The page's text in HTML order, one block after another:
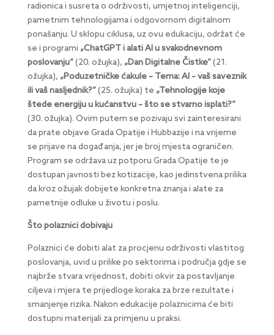
radionica i susreta o održivosti, umjetnoj inteligenciji,
pametnim tehnologijama i odgovornom digitalnom
ponašanju. U sklopu ciklusa, uz ovu edukaciju, održat će
se i programi „ChatGPT i alati AI u svakodnevnom
poslovanju“(20. ožujka), „Dan Digitalne Čistke“(21.
ožujka), „Poduzetničke ćakule – Tema: AI – vaš saveznik
ili vaš nasljednik?“(25. ožujka) te „Tehnologije koje
štede energiju u kućanstvu – što se stvarno isplati?“
(30. ožujka). Ovim putem se pozivaju svi zainteresirani
da prate objave Grada Opatije i Hubbazije i na vrijeme
se prijave na događanja, jer je broj mjesta ograničen.
Program se održava uz potporu Grada Opatije te je
dostupan javnosti bez kotizacije, kao jedinstvena prilika
da kroz ožujak dobijete konkretna znanja i alate za
pametnije odluke u životu i poslu.
Što polaznici dobivaju
Polaznici će dobiti alat zaprocjenu održivosti vlastitog
poslovanja, uvid u prilike po sektorima i područja gdje se
najbrže stvara vrijednost, dobiti okvir za postavljanje
ciljeva i mjera te prijedloge koraka za brze rezultate i
smanjenje rizika. Nakon edukacije polaznicima će biti
dostupni materijali za primjenu u praksi.